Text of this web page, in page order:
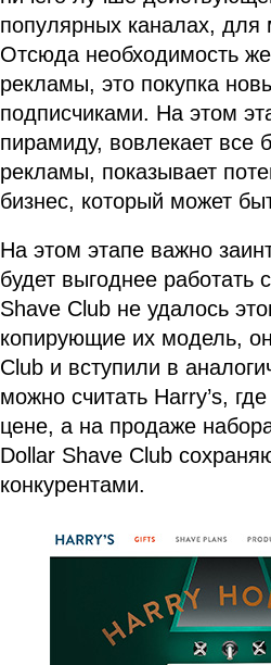
популярных каналах, для
Отсюда необходимость
рекламы, это покупка
подписчиками. На этом
пирамиду, вовлекает
рекламы, показывает
бизнес, который может
На этом этапе важно
будет выгоднее работать
Shave Club не удалось
копирующие их модель,
Club и вступили в
можно считать Harry’s,
цене, а на продаже
Dollar Shave Club
конкурентами.